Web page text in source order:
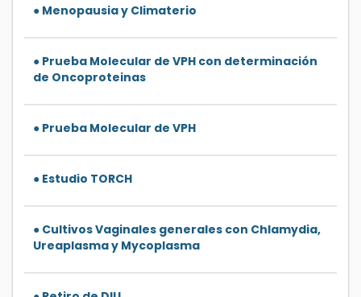
● Menopausia y Climaterio
● Prueba Molecular de VPH con determinación
de Oncoproteinas
● Prueba Molecular de VPH
● Estudio TORCH
● Cultivos Vaginales generales con Chlamydia,
Ureaplasma y Mycoplasma